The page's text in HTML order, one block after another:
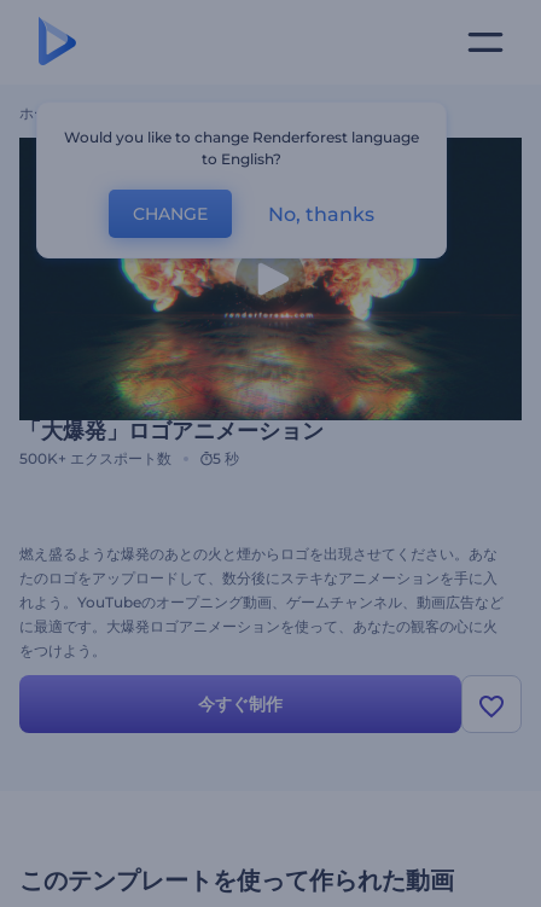
ホーム
「大爆発」ロゴアニメーション
500K+ エクスポート数 5 秒
燃え盛るような爆発のあとの火と煙からロゴを出現させてください。あな
たのロゴをアップロードして、数分後にステキなアニメーションを手に入
れよう。YouTubeのオープニング動画、ゲームチャンネル、動画広告など
に最適です。大爆発ロゴアニメーションを使って、あなたの観客の心に火
をつけよう。
今すぐ制作
このテンプレートを使って作られた動画
Would you like to change Renderforest language
to English?
CHANGE No, thanks